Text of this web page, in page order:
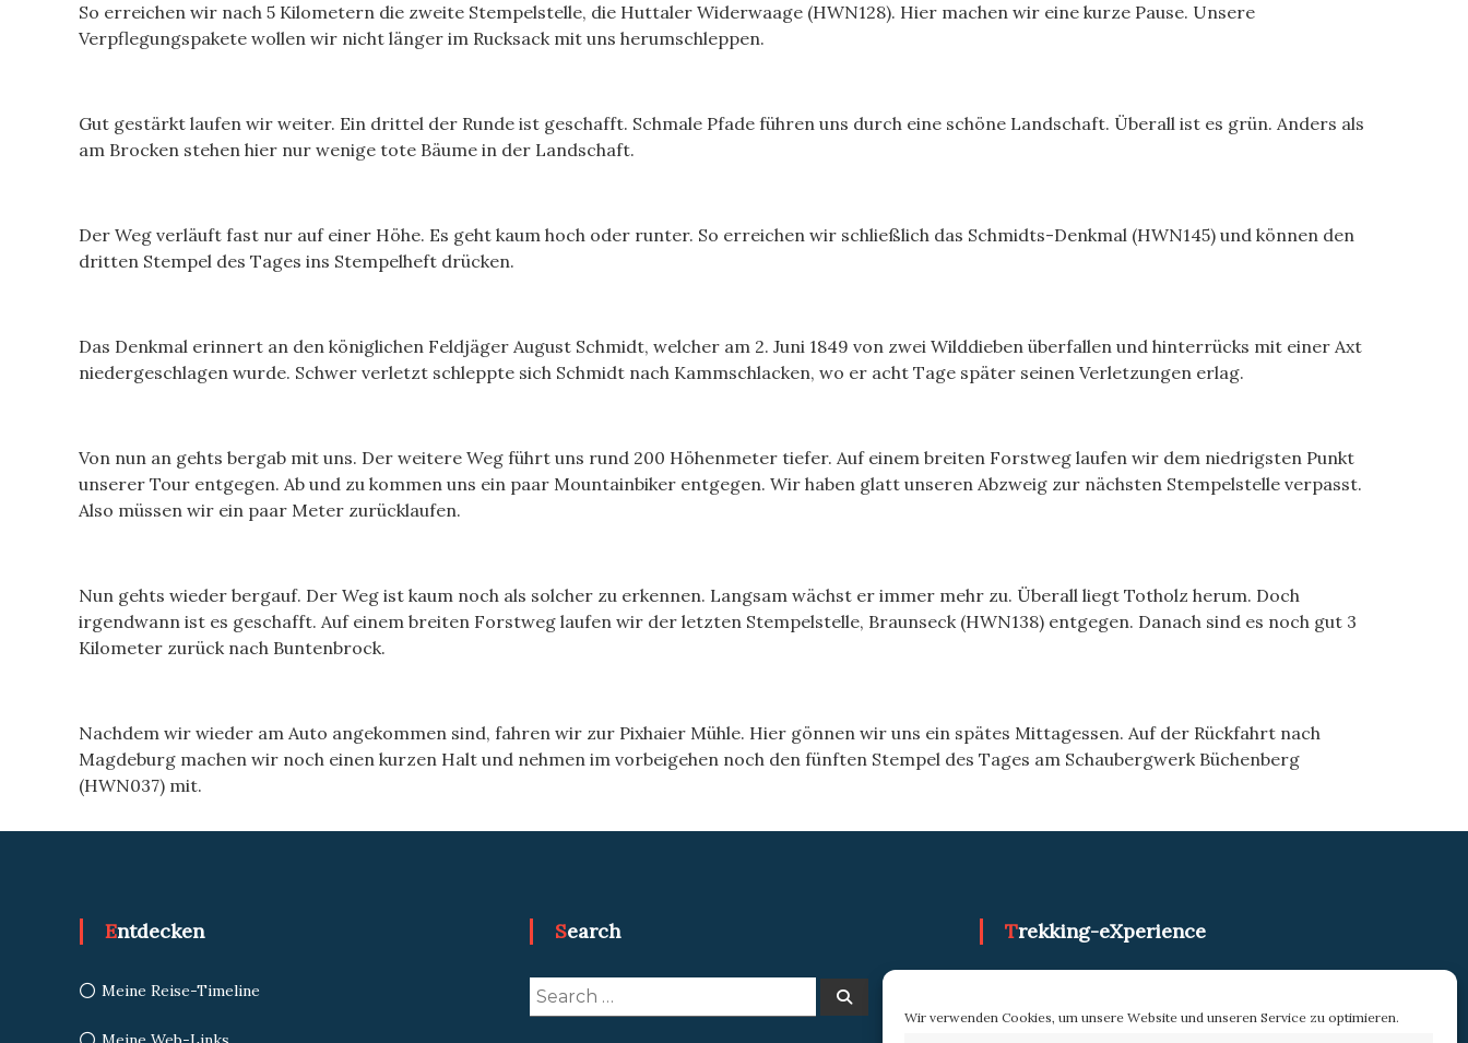
Wir verwenden Cookies, um unsere Website und unseren Service zu optimieren.
So erreichen wir nach 5 Kilometern die zweite Stempelstelle, die Huttaler Widerwaage (HWN128). Hier machen wir eine kurze Pause. Unsere
Verpflegungspakete wollen wir nicht länger im Rucksack mit uns herumschleppen.
Gut gestärkt laufen wir weiter. Ein drittel der Runde ist geschafft. Schmale Pfade führen uns durch eine schöne Landschaft. Überall ist es grün. Anders als
am Brocken stehen hier nur wenige tote Bäume in der Landschaft.
Der Weg verläuft fast nur auf einer Höhe. Es geht kaum hoch oder runter. So erreichen wir schließlich das Schmidts-Denkmal (HWN145) und können den
dritten Stempel des Tages ins Stempelheft drücken.
Das Denkmal erinnert an den königlichen Feldjäger August Schmidt, welcher am 2. Juni 1849 von zwei Wilddieben überfallen und hinterrücks mit einer Axt
niedergeschlagen wurde. Schwer verletzt schleppte sich Schmidt nach Kammschlacken, wo er acht Tage später seinen Verletzungen erlag.
Von nun an gehts bergab mit uns. Der weitere Weg führt uns rund 200 Höhenmeter tiefer. Auf einem breiten Forstweg laufen wir dem niedrigsten Punkt
unserer Tour entgegen. Ab und zu kommen uns ein paar Mountainbiker entgegen. Wir haben glatt unseren Abzweig zur nächsten Stempelstelle verpasst.
Also müssen wir ein paar Meter zurücklaufen.
Nun gehts wieder bergauf. Der Weg ist kaum noch als solcher zu erkennen. Langsam wächst er immer mehr zu. Überall liegt Totholz herum. Doch
irgendwann ist es geschafft. Auf einem breiten Forstweg laufen wir der letzten Stempelstelle, Braunseck (HWN138) entgegen. Danach sind es noch gut 3
Kilometer zurück nach Buntenbrock.
Nachdem wir wieder am Auto angekommen sind, fahren wir zur Pixhaier Mühle. Hier gönnen wir uns ein spätes Mittagessen. Auf der Rückfahrt nach
Magdeburg machen wir noch einen kurzen Halt und nehmen im vorbeigehen noch den fünften Stempel des Tages am Schaubergwerk Büchenberg
(HWN037) mit.
Entdecken
Meine Reise-Timeline
Search
Search
for:
Search
Trekking-eXperience